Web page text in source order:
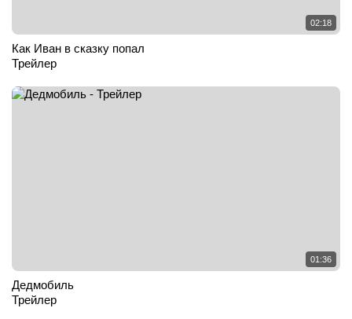
02:18
Как Иван в сказку попал
Трейлер
01:36
Дедмобиль
Трейлер